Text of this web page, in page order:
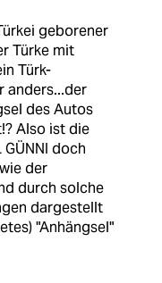
geborener
Türke mit
Türk-
anders...der
des Autos
Also ist die
GÜNNI doch
der
durch solche
dargestellt
"Anhängsel"